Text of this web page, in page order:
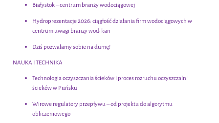
Białystok – centrum branży wodociągowej
Hydroprezentacje 2026: ciągłość działania firm wodociągowych w
centrum uwagi branży wod-kan
Dziś pozwalamy sobie na dumę!
NAUKA I TECHNIKA
Technologia oczyszczania ścieków i proces rozruchu oczyszczalni
ścieków w Puńsku
Wirowe regulatory przepływu – od projektu do algorytmu
obliczeniowego